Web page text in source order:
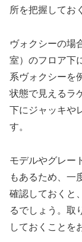
所を把握してお
ヴォクシーの場
室）のフロア下
系ヴォクシーを
状態で見えるラ
下にジャッキや
す。
モデルやグレー
もあるため、一
確認しておくと
るでしょう。取
しておくことを